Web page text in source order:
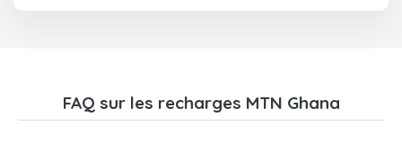
FAQ sur les recharges MTN Ghana